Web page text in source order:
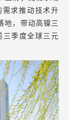
求推动技术升
地，带动高镍三
三季度全球三元